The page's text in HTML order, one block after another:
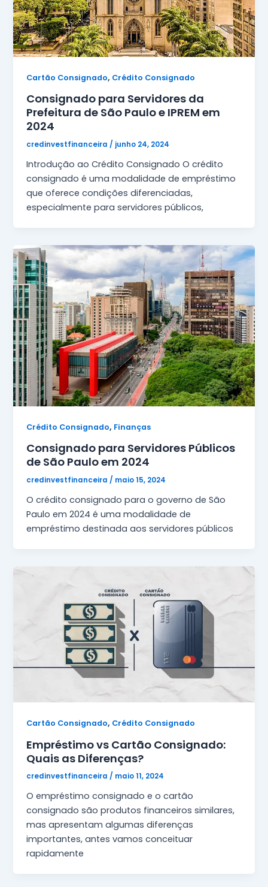
Cartão Consignado, Crédito Consignado
Consignado para Servidores da
Prefeitura de São Paulo e IPREM em
2024
credinvestfinanceira/ junho 24, 2024
Introdução ao Crédito Consignado O crédito
consignado é uma modalidade de empréstimo
que oferece condições diferenciadas,
especialmente para servidores públicos,
Crédito Consignado, Finanças
Consignado para Servidores Públicos
de São Paulo em 2024
credinvestfinanceira/ maio 15, 2024
O crédito consignado para o governo de São
Paulo em 2024 é uma modalidade de
empréstimo destinada aos servidores públicos
Cartão Consignado, Crédito Consignado
Empréstimo vs Cartão Consignado:
Quais as Diferenças?
credinvestfinanceira/ maio 11, 2024
O empréstimo consignado e o cartão
consignado são produtos financeiros similares,
mas apresentam algumas diferenças
importantes, antes vamos conceituar
rapidamente